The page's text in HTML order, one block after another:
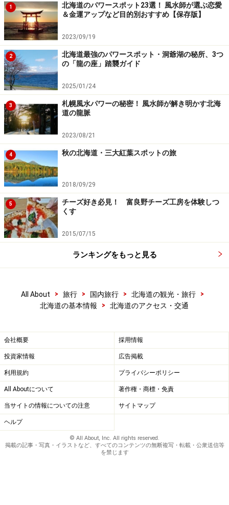
1
北海道のパワースポット23選！ 風水師が選ぶ恋愛
＆金運アップなど目的別おすすめ【保存版】
2023/09/19
2
北海道最強のパワースポット・洞爺湖の秘所、3つ
の「龍の座」踏襲ガイド
2025/01/24
3
札幌風水パワーの秘密！ 風水師が解き明かす北海
道の龍脈
2023/08/21
4 秋の北海道・三大紅葉スポットの旅
2018/09/29
5
チーズ好き必見！ 富良野チーズ工房を体験しつ
くす
2015/07/15
ランキングをもっと見る
All About > 旅行 > 国内旅行 > 北海道の観光・旅行
>
北海道の基本情報
> 北海道のアクセス・交通
会社概要 採用情報
投資家情報 広告掲載
利用規約 プライバシーポリシー
All Aboutについて 著作権・商標・免責
当サイトの情報についての注意 サイトマップ
ヘルプ
© All About, Inc. All rights reserved.
掲載の記事・写真・イラストなど、すべてのコンテンツの無断複写・転載・公衆送信等
を禁じます